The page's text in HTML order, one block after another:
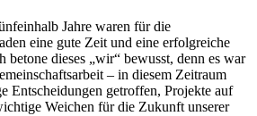
Jahre waren für die
eine gute Zeit und eine erfolgreiche
betone dieses „wir“ bewusst, denn es war
– in diesem Zeitraum
Entscheidungen getroffen, Projekte auf
Weichen für die Zukunft unserer